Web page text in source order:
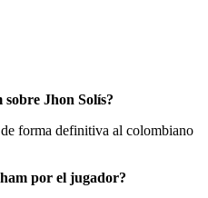
Jhon Solís?
forma definitiva al colombiano
por el jugador?